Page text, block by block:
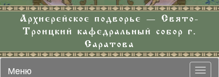
Архиерейское подворье — Свято-
Троицкий кафедральный собор г.
Саратова
Меню